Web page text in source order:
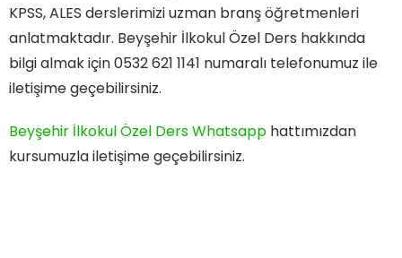
KPSS, ALES derslerimizi uzman branş öğretmenleri
anlatmaktadır. Beyşehir İlkokul Özel Ders hakkında
bilgi almak için 0532 621 1141 numaralı telefonumuz ile
iletişime geçebilirsiniz.
Beyşehir İlkokul Özel Ders Whatsapp hattımızdan
kursumuzla iletişime geçebilirsiniz.